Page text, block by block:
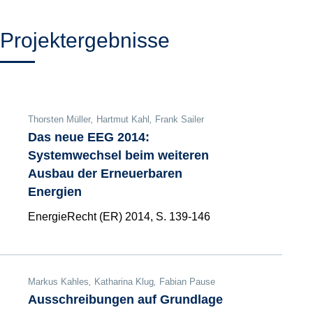
Projektergebnisse
Thorsten Müller, Hartmut Kahl , Frank Sailer
Das neue EEG 2014:
Systemwechsel beim weiteren
Ausbau der Erneuerbaren
Energien
EnergieRecht (ER) 2014, S. 139-146
Markus Kahles, Katharina Klug, Fabian Pause
Ausschreibungen auf Grundlage